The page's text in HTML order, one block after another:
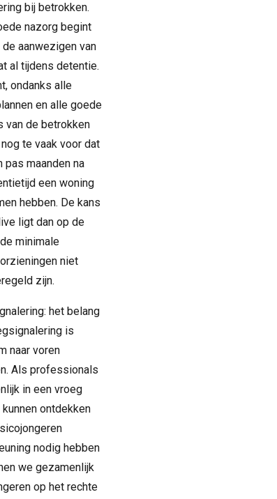
bij betrokken.
nazorg begint
aanwezigen van
al tijdens detentie.
ondanks alle
en alle goede
van de betrokken
te vaak voor dat
pas maanden na
een woning
hebben. De kans
ligt dan op de
minimale
niet
zijn.
het belang
is
naar voren
Als professionals
in een vroeg
ontdekken
nodig hebben
we gezamenlijk
op het rechte